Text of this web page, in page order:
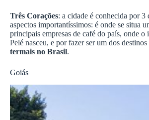
Três Corações: a cidade é conhecida por 3
aspectos importantíssimos: é onde se situa
principais empresas de café do país, onde o
Pelé nasceu, e por fazer ser um dos
termais no Brasil.
Goiás